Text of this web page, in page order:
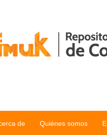
de Quiénes somos